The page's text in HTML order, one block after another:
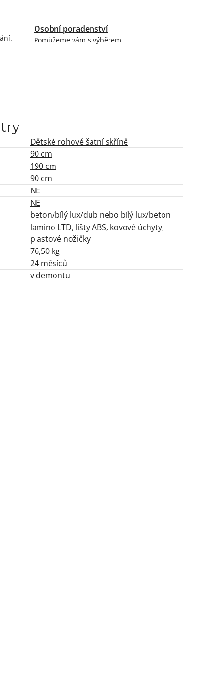
Osobní poradenství
Pomůžeme vám s výběrem.
Dětské rohové šatní skříně
90 cm
190 cm
90 cm
NE
NE
beton/bílý lux/dub nebo bílý lux/beton
lamino LTD, lišty ABS, kovové úchyty,
plastové nožičky
76,50 kg
24 měsíců
v demontu